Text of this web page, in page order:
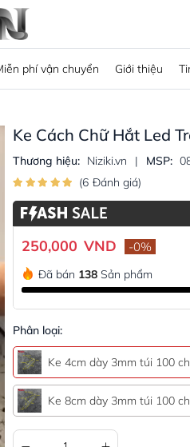
phí vận chuyển Giới thiệu
Ke Cách Chữ Hắt Led
Thương hiệu: Niziki.vn | MSP:
(6 Đánh giá)
250,000 VND -0%
Đã bán 138 Sản phẩm
Phân loại:
Ke 4cm dày 3mm túi 100
Ke 8cm dày 3mm túi 100